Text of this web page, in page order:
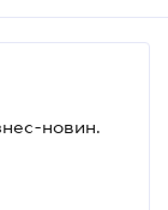
новин.